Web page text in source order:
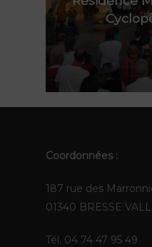
Coordonnées :
187 rue des
01340 BRESSE
Tél. 04 74 47 95 49